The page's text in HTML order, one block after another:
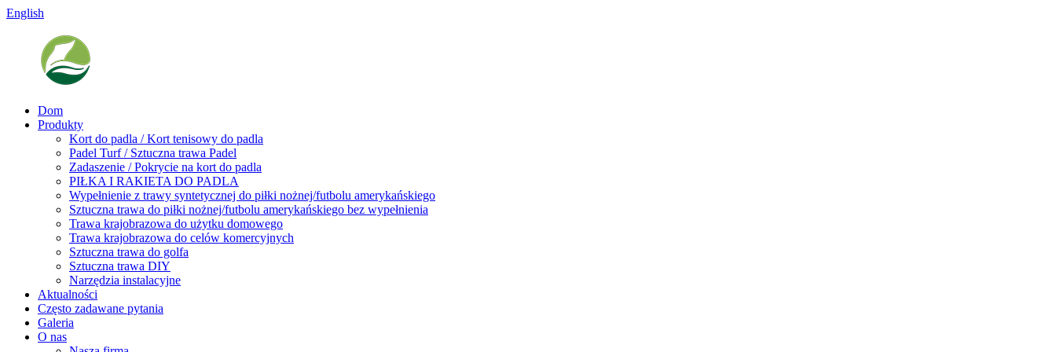
English
Dom
Produkty
Kort do padla / Kort tenisowy do padla
Padel Turf / Sztuczna trawa Padel
Zadaszenie / Pokrycie na kort do padla
PIŁKA I RAKIETA DO PADLA
Wypełnienie z trawy syntetycznej do piłki nożnej/futbolu amerykańskiego
Sztuczna trawa do piłki nożnej/futbolu amerykańskiego bez wypełnienia
Trawa krajobrazowa do użytku domowego
Trawa krajobrazowa do celów komercyjnych
Sztuczna trawa do golfa
Sztuczna trawa DIY
Narzędzia instalacyjne
Aktualności
Często zadawane pytania
Galeria
O nas